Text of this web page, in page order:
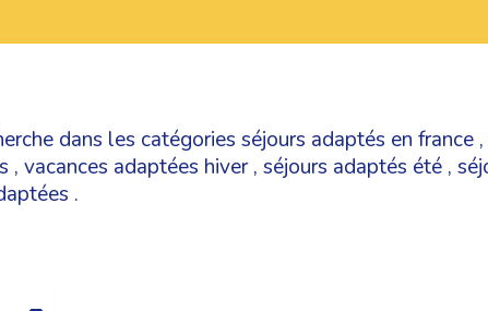
dans les catégories séjours adaptés en france ,
, vacances adaptées hiver, séjours adaptés été ,
.